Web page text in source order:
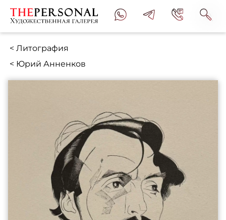
< Литография
< Юрий Анненков